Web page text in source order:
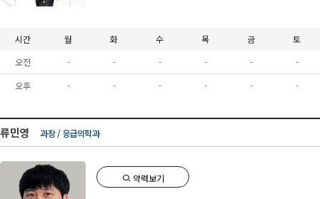
시간 월 화 수 목 금
토
오전
- - - - -
-
오후
- - - - - -
류민영 과장 / 응급의학과
약력보기